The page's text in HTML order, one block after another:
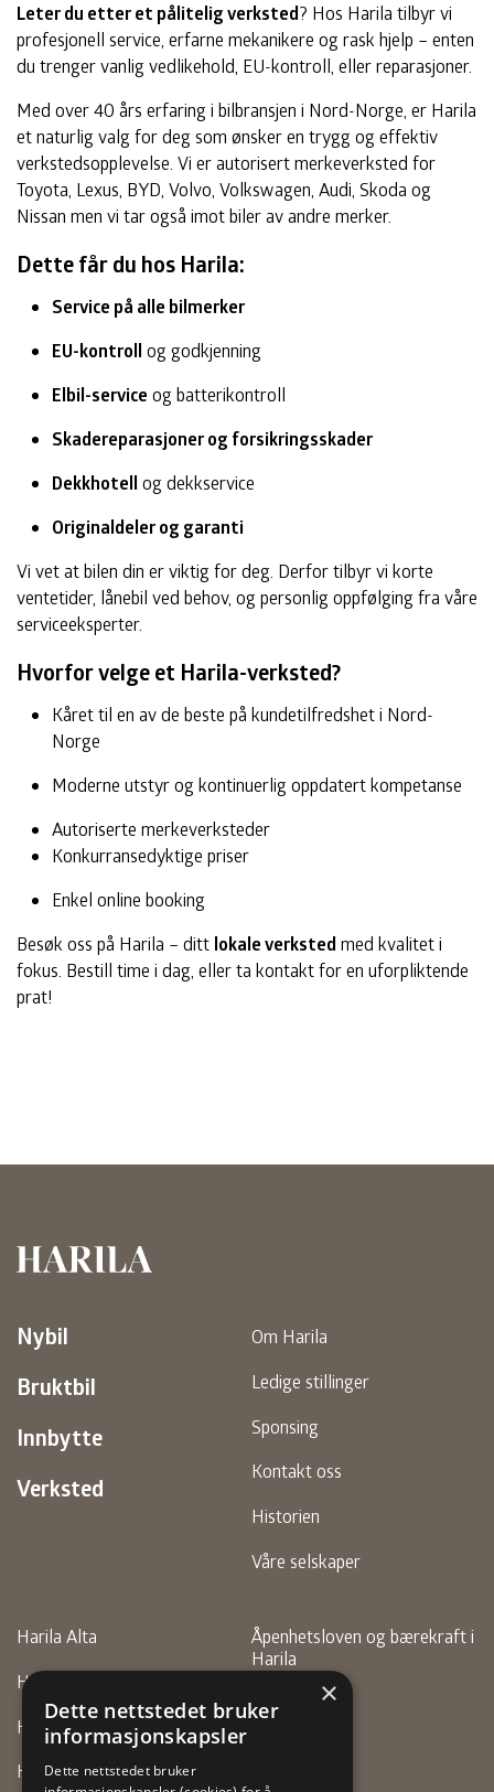
Leter du etter et pålitelig verksted? Hos Harila tilbyr vi
profesjonell service, erfarne mekanikere og rask hjelp – enten
du trenger vanlig vedlikehold, EU-kontroll, eller reparasjoner.
Med over 40 års erfaring i bilbransjen i Nord-Norge, er Harila
et naturlig valg for deg som ønsker en trygg og effektiv
verkstedsopplevelse. Vi er autorisert merkeverksted for
Toyota, Lexus, BYD, Volvo, Volkswagen, Audi, Skoda og
Nissan men vi tar også imot biler av andre merker.
Dette får du hos Harila:
Service på alle bilmerker
EU-kontroll og godkjenning
Elbil-service og batterikontroll
Skadereparasjoner og forsikringsskader
Dekkhotell og dekkservice
Originaldeler og garanti
Vi vet at bilen din er viktig for deg. Derfor tilbyr vi korte
ventetider, lånebil ved behov, og personlig oppfølging fra våre
serviceeksperter.
Hvorfor velge et Harila-verksted?
Kåret til en av de beste på kundetilfredshet i Nord-
Norge
Moderne utstyr og kontinuerlig oppdatert kompetanse
Autoriserte merkeverksteder
Konkurransedyktige priser
Enkel online booking
Besøk oss på Harila – ditt lokale verksted med kvalitet i
fokus. Bestill time i dag, eller ta kontakt for en uforpliktende
prat!
Nybil
Bruktbil
Innbytte
Verksted
Om Harila
Ledige stillinger
Sponsing
Kontakt oss
Historien
Våre selskaper
Harila Alta
Harila Finnsnes
Harila Hammerfest
Harila Motor (Alta)
Åpenhetsloven og bærekraft i
Harila
Personvern
×
Dette nettstedet bruker
informasjonskapsler
Dette nettstedet bruker